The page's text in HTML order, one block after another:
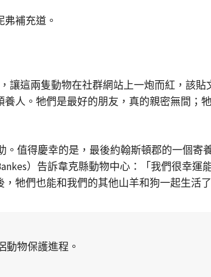
補充道。
讓這兩隻動物在社群網站上一炮而紅，該
人。牠們是最好的朋友，真的親密無間；
值得慶幸的是，最後約翰斯頓郡的一個寄
）告訴韋克縣動物中心：「我們很幸運
牠們也能和我們的其他山羊和狗一起生活了
動物保護進程。